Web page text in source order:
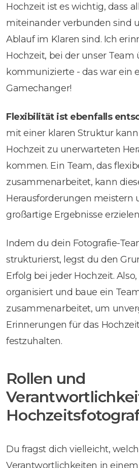
Hochzeit ist es wichtig, dass
miteinander verbunden sind
Ablauf im Klaren sind. Ich
Hochzeit, bei der unser Team
kommunizierte - das war ein
Gamechanger!
Flexibilität ist ebenfalls
mit einer klaren Struktur
Hochzeit zu unerwarteten
kommen. Ein Team, das
zusammenarbeitet, kann
Herausforderungen meistern
großartige Ergebnisse
Indem du dein Fotografie-
strukturierst, legst du den
Erfolg bei jeder Hochzeit. Also,
organisiert und baue ein
zusammenarbeitet, um
Erinnerungen für das
festzuhalten.
Rollen und
Du fragst dich vielleicht,
Verantwortlichkeiten in einem